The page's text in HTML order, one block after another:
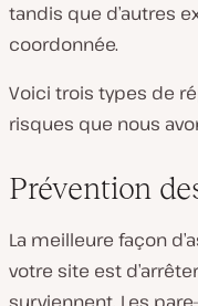
tandis que d’autres
coordonnée.
Voici trois types de
risques que nous
Prévention
La meilleure façon
votre site est